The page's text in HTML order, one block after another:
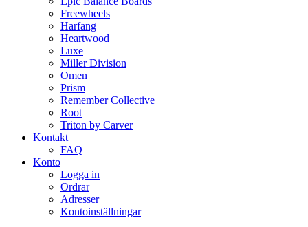
Freewheels
Harfang
Heartwood
Luxe
Miller Division
Omen
Prism
Remember Collective
Root
Triton by Carver
Kontakt
FAQ
Konto
Logga in
Ordrar
Adresser
Kontoinställningar